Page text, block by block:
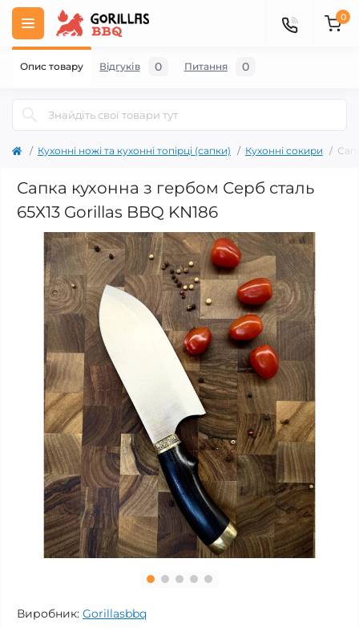
0
Кухонні ножі та кухонні топірці (сапки) Кухонні сокири
Сапка кухонна з гербом Серб сталь
65Х13 Gorillas BBQ KN186
Виробник: Gorillasbbq
Опис товару Відгуків 0 Питання 0